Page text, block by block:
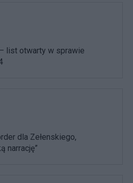
list otwarty w sprawie
dla Zełenskiego,
narrację”